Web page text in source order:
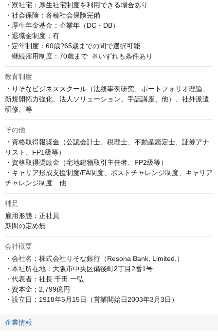
・寮社宅：厚生社宅制度を利用できる場合あり
・社会保険：各種社会保険完備
・厚生年金基金：企業年（DC・DB）
・退職金制度：有
・定年制度：60歳?65歳までの間で選択可能
継続雇用制度：70歳まで  ※いずれも条件あり
教育制度
・りそなビジネススクール（法務事例研究、ポートフォリオ理論、
新規開拓力強化、法人ソリューション、手話講座、他）、社外派遣
研修、等
その他
・資格取得報奨金（公認会計士、税理士、不動産鑑定士、証券アナ
リスト、FP1級等）
・資格取得奨励金（宅地建物取引主任者、FP2級等）
・キャリア形成支援制度/FA制度、ポストチャレンジ制度、キャリア
チャレンジ制度　他
補足
雇用形態：正社員
期間の定め無
会社概要
・会社名：株式会社りそな銀行（Resona Bank, Limited.）
・本社所在地：大阪市中央区備後町2丁目2番1号
・代表者：社長 千田 一弘
・資本金：2,799億円
・設立日：1918年5月15日（営業開始日2003年3月3日）
企業情報